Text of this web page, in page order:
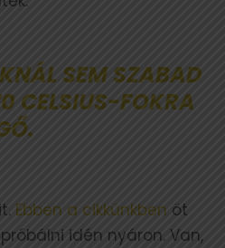
SEM SZABAD
CELSIUS-FOKRA
Ebben a cikkünkben öt
idén nyáron. Van,